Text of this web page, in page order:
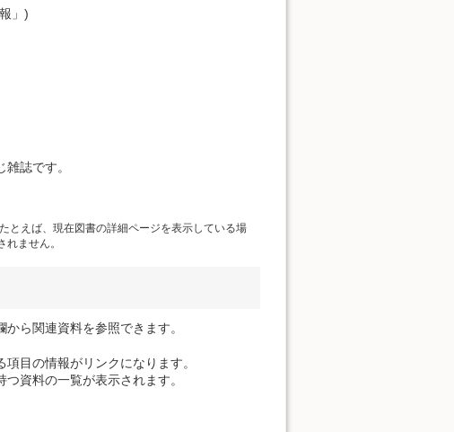
」)
誌です。
とえば、現在図書の詳細ページを表示している場
ません。
ら関連資料を参照できます。
目の情報がリンクになります。
資料の一覧が表示されます。